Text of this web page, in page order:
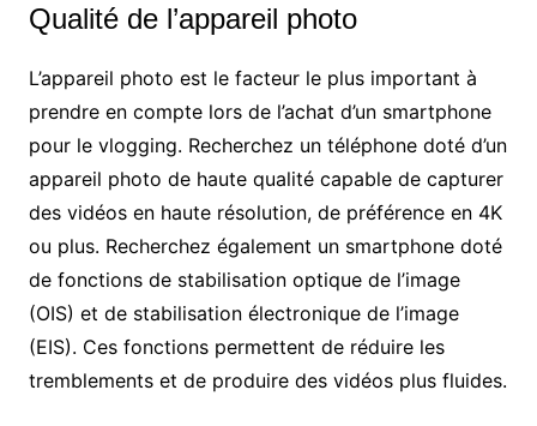
Qualité de l’appareil photo
L’appareil photo est le facteur le plus important à
prendre en compte lors de l’achat d’un smartphone
pour le vlogging. Recherchez un téléphone doté d’un
appareil photo de haute qualité capable de capturer
des vidéos en haute résolution, de préférence en 4K
ou plus. Recherchez également un smartphone doté
de fonctions de stabilisation optique de l’image
(OIS) et de stabilisation électronique de l’image
(EIS). Ces fonctions permettent de réduire les
tremblements et de produire des vidéos plus fluides.